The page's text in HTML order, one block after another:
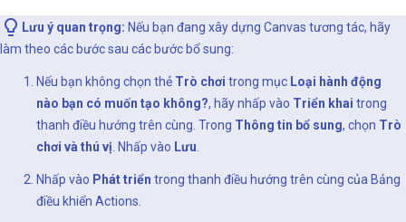
Lưu ý quan trọng: Nếu bạn đang xây dựng Canvas tương tác, hãy
làm theo các bước sau các bước bổ sung:
Nếu bạn không chọn thẻ Trò chơi trong mục Loại hành động
nào bạn có muốn tạo không?, hãy nhấp vào Triển khai trong
thanh điều hướng trên cùng. Trong Thông tin bổ sung, chọn Trò
chơi và thú vị. Nhấp vào Lưu.
Nhấp vào Phát triển trong thanh điều hướng trên cùng của Bảng
điều khiển Actions.